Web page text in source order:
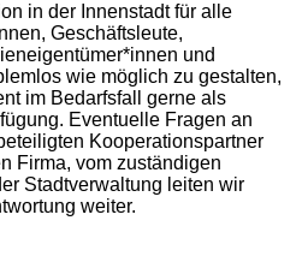
in der Innenstadt für alle
Geschäftsleute,
und
wie möglich zu gestalten,
im Bedarfsfall gerne als
Eventuelle Fragen an
Kooperationspartner
Firma, vom zuständigen
Stadtverwaltung leiten wir
weiter.